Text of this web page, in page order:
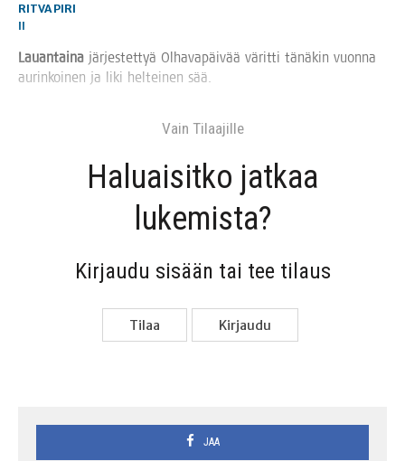
RITVA PIRI
II
Lau­an­tai­na jär­jes­tet­tyä Olha­va­päi­vää värit­ti tänä­kin vuon­na
aurin­koi­nen ja liki hel­tei­nen sää.
Vain Tilaa­jil­le
Haluai­sit­ko jat­kaa
lukemista?
Kir­jau­du sisään tai tee tilaus
Tilaa Kir­jau­du
JAA